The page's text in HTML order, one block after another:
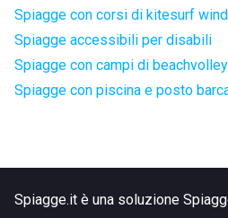
Spiagge con corsi di kitesurf
Spiagge accessibili per disabili
Spiagge con campi di
Spiagge con piscina e posto
Spiagge.it è una soluzione